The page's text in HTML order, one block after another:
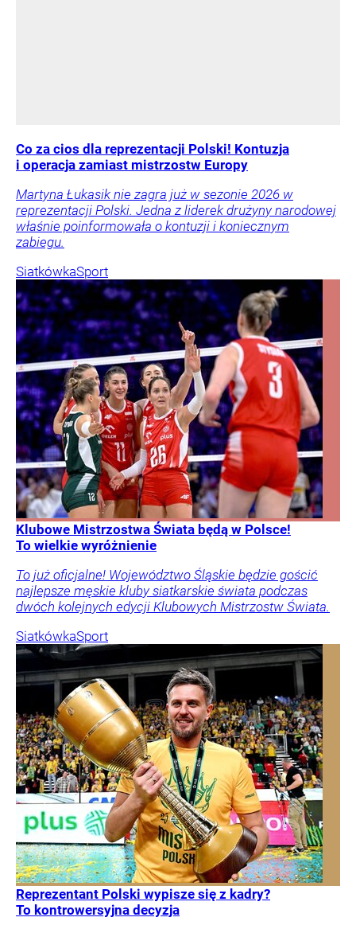
Co za cios dla reprezentacji Polski! Kontuzja
i operacja zamiast mistrzostw Europy
Martyna Łukasik nie zagra już w sezonie 2026 w
reprezentacji Polski. Jedna z liderek drużyny narodowej
właśnie poinformowała o kontuzji i koniecznym
zabiegu.
SiatkówkaSport
Klubowe Mistrzostwa Świata będą w Polsce!
To wielkie wyróżnienie
To już oficjalne! Województwo Śląskie będzie gościć
najlepsze męskie kluby siatkarskie świata podczas
dwóch kolejnych edycji Klubowych Mistrzostw Świata.
SiatkówkaSport
Reprezentant Polski wypisze się z kadry?
To kontrowersyjna decyzja